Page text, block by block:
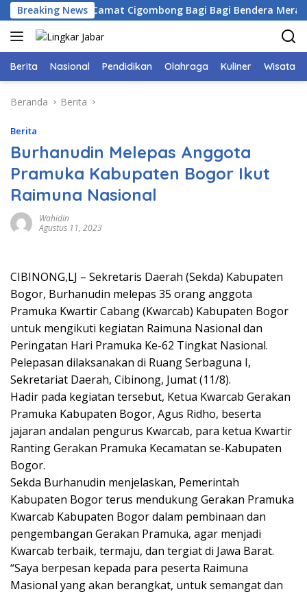
Langsung
ke
konten
Breaking News
Bersama Camat Cigombong Bagi Bagi Bendera Merah
Berita Nasional Pendidikan Olahraga Kuliner Wisata
Beranda Berita
Berita
Burhanudin Melepas Anggota
Pramuka Kabupaten Bogor Ikut
Raimuna Nasional
Wahidin
Agustus 11, 2023
CIBINONG,LJ – Sekretaris Daerah (Sekda) Kabupaten
Bogor, Burhanudin melepas 35 orang anggota
Pramuka Kwartir Cabang (Kwarcab) Kabupaten Bogor
untuk mengikuti kegiatan Raimuna Nasional dan
Peringatan Hari Pramuka Ke-62 Tingkat Nasional.
Pelepasan dilaksanakan di Ruang Serbaguna I,
Sekretariat Daerah, Cibinong, Jumat (11/8).
Hadir pada kegiatan tersebut, Ketua Kwarcab Gerakan
Pramuka Kabupaten Bogor, Agus Ridho, beserta
jajaran andalan pengurus Kwarcab, para ketua Kwartir
Ranting Gerakan Pramuka Kecamatan se-Kabupaten
Bogor.
Sekda Burhanudin menjelaskan, Pemerintah
Kabupaten Bogor terus mendukung Gerakan Pramuka
Kwarcab Kabupaten Bogor dalam pembinaan dan
pengembangan Gerakan Pramuka, agar menjadi
Kwarcab terbaik, termaju, dan tergiat di Jawa Barat.
“Saya berpesan kepada para peserta Raimuna
Masional yang akan berangkat, untuk semangat dan